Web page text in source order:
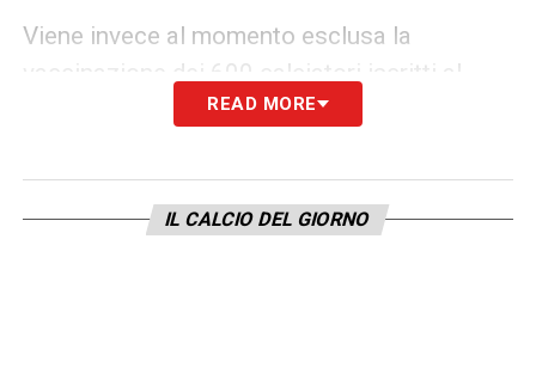
Viene invece al momento esclusa la
vaccinazione dei 600 calciatori iscritti al
torneo, se non su indicazione dei rispettivi
LA PLAYLIST DELLE NOSTRE TOP NEWS
READ MORE
IL CALCIO DEL GIORNO